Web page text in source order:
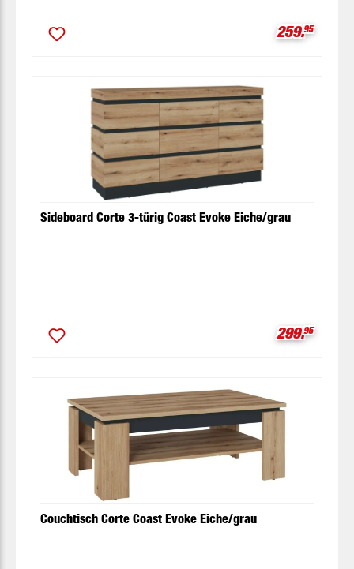
259.95
Sideboard Corte 3-türig Coast Evoke Eiche/grau
299.95
Couchtisch Corte Coast Evoke Eiche/grau